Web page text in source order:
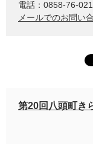
電話：0858-76-
メールでのお問い
第20回八頭町き